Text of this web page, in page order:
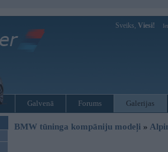
Sveiks, Viesi!
Galvenā Forums Galerijas
BMW tūninga kompāniju modeļi »